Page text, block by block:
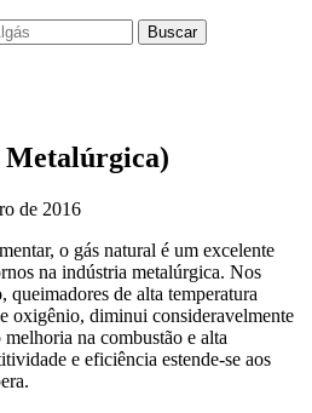
Buscar
de 2016
o gás natural é um excelente
na indústria metalúrgica. Nos
de alta temperatura
oxigênio, diminui consideravelmente
na combustão e alta
e eficiência estende-se aos